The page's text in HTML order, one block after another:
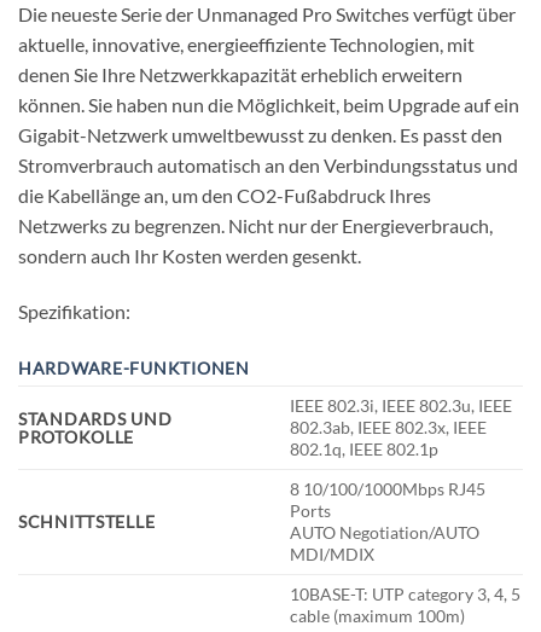
Die neueste Serie der Unmanaged Pro Switches verfügt über
aktuelle, innovative, energieeffiziente Technologien, mit
denen Sie Ihre Netzwerkkapazität erheblich erweitern
können. Sie haben nun die Möglichkeit, beim Upgrade auf ein
Gigabit-Netzwerk umweltbewusst zu denken. Es passt den
Stromverbrauch automatisch an den Verbindungsstatus und
die Kabellänge an, um den CO2-Fußabdruck Ihres
Netzwerks zu begrenzen. Nicht nur der Energieverbrauch,
sondern auch Ihr Kosten werden gesenkt.
Spezifikation:
HARDWARE-FUNKTIONEN
STANDARDS UND
PROTOKOLLE
IEEE 802.3i, IEEE 802.3u, IEEE
802.3ab, IEEE 802.3x, IEEE
802.1q, IEEE 802.1p
SCHNITTSTELLE
8 10/100/1000Mbps RJ45
Ports
AUTO Negotiation/AUTO
MDI/MDIX
10BASE-T: UTP category 3, 4, 5
cable (maximum 100m)